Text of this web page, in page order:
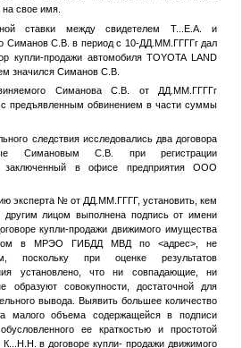
свое имя.
ставки между свидетелем Т...Е.А.
и
Симанов С.В. в период с 10-ДД.ММ.ГГГГг дал
купли-продажи автомобиля TOYOTA LAND
значился Симанов С.В.
Симанова С.В. от ДД.ММ.ГГГГг
с предъявленным обвинением в части суммы
следствия исследовались два договора
Симановым С.В. при регистрации
заключенный в офисе предприятия ООО
эксперта № от ДД.ММ.ГГГГ, установить, кем
другим лицом выполнена подпись от имени
купли-продажи движимого имущества
в МРЭО ГИБДД МВД по<адрес> , не
поскольку при оценке результатов
установлено, что ни совпадающие, ни
образуют совокупности, достаточной для
вывода. Выявить большее количество
малого объема содержащейся в подписи
ее краткостью и простотой
К...Н.Н.
в договоре купли- продажи движимого